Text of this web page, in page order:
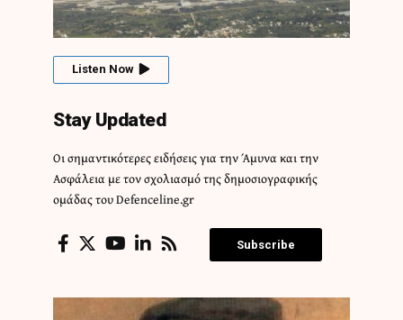
Listen Now
Stay Updated
Οι σημαντικότερες ειδήσεις για την Άμυνα και την
Ασφάλεια με τον σχολιασμό της δημοσιογραφικής
ομάδας του Defenceline.gr
Subscribe